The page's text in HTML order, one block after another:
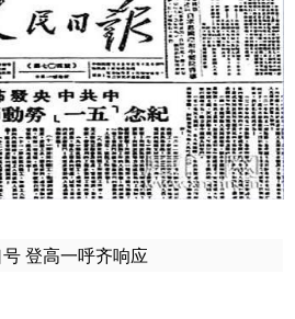
登高一呼齐响应